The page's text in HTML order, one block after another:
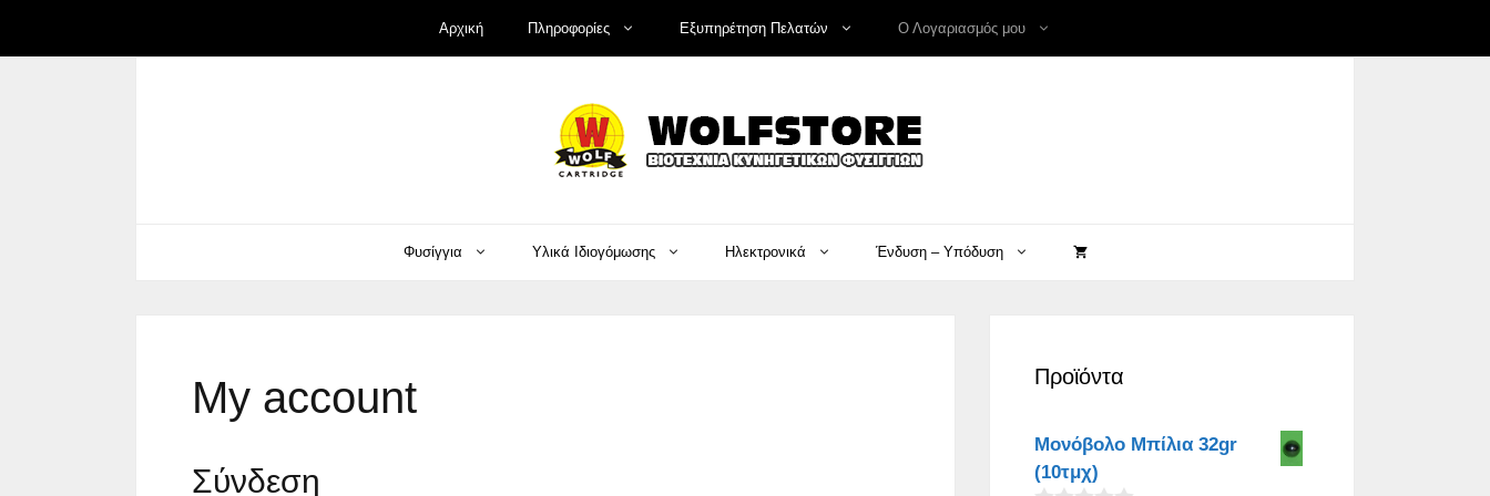
Αρχική Πληροφορίες Εξυπηρέτηση Πελατών Ο Λογαριασμός μου
Φυσίγγια Υλικά Ιδιογόμωσης Ηλεκτρονικά Ένδυση – Υπόδυση
My account
Σύνδεση
Προϊόντα
Μονόβολο Μπίλια 32gr
(10τμχ)